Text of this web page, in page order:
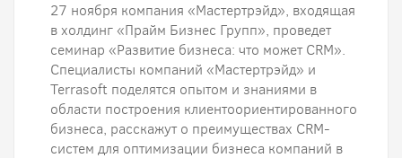
27 ноября компания «Мастертрэйд», входящая
в холдинг «Прайм Бизнес Групп», проведет
семинар «Развитие бизнеса: что может CRM».
Специалисты компаний «Мастертрэйд» и
Terrasoft поделятся опытом и знаниями в
области построения клиентоориентированного
бизнеса, расскажут о преимуществах CRM-
систем для оптимизации бизнеса компаний в